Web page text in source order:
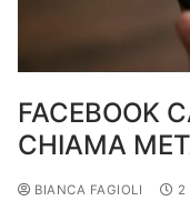
FACEBOOK
CHIAMA
BIANCA FAGIOLI 2